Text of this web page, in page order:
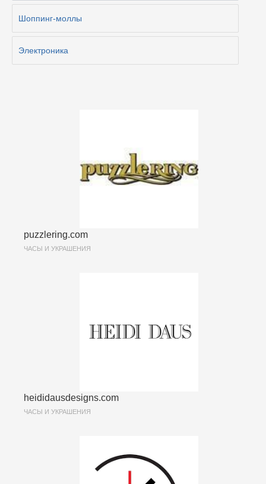
Шоппинг-моллы
Электроника
puzzlering.com
ЧАСЫ И УКРАШЕНИЯ
heididausdesigns.com
ЧАСЫ И УКРАШЕНИЯ